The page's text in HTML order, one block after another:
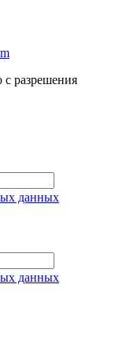
с разрешения
данных
данных